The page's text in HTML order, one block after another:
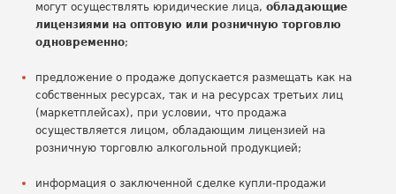
могут осуществлять юридические лица, обладающие
лицензиями на оптовую или розничную торговлю
одновременно;
предложение о продаже допускается размещать как на
собственных ресурсах, так и на ресурсах третьих лиц
(маркетплейсах), при условии, что продажа
осуществляется лицом, обладающим лицензией на
розничную торговлю алкогольной продукцией;
информация о заключенной сделке купли-продажи